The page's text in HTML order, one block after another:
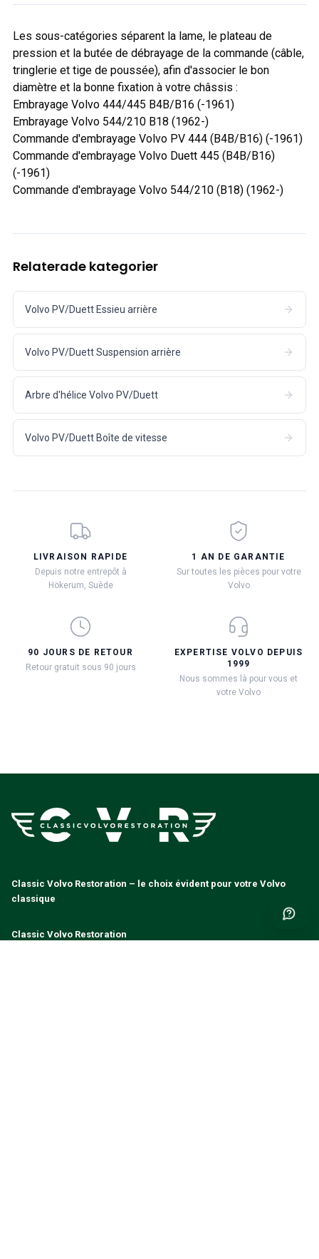
Les sous-catégories séparent la lame, le plateau de
pression et la butée de débrayage de la commande (câble,
tringlerie et tige de poussée), afin d'associer le bon
diamètre et la bonne fixation à votre châssis :
Embrayage Volvo 444/445 B4B/B16 (-1961)
Embrayage Volvo 544/210 B18 (1962-)
Commande d'embrayage Volvo PV 444 (B4B/B16) (-1961)
Commande d'embrayage Volvo Duett 445 (B4B/B16)
(-1961)
Commande d'embrayage Volvo 544/210 (B18) (1962-)
Relaterade kategorier
Volvo PV/Duett Essieu arrière
Volvo PV/Duett Suspension arrière
Arbre d'hélice Volvo PV/Duett
Volvo PV/Duett Boîte de vitesse
LIVRAISON RAPIDE
Depuis notre entrepôt à
Hökerum, Suède
1 AN DE GARANTIE
Sur toutes les pièces pour votre
Volvo
90 JOURS DE RETOUR
Retour gratuit sous 90 jours
EXPERTISE VOLVO DEPUIS
1999
Nous sommes là pour vous et
votre Volvo
Classic Volvo Restoration – le choix évident pour votre Volvo
classique
Classic Volvo Restoration